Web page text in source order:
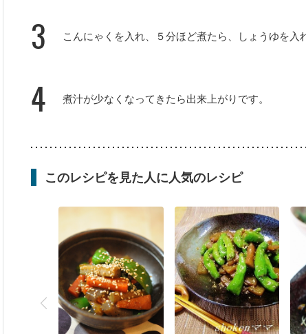
3 こんにゃくを入れ、５分ほど煮たら、しょうゆを入
4 煮汁が少なくなってきたら出来上がりです。
このレシピを見た人に人気のレシピ